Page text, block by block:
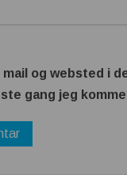
mail og websted i
gang jeg